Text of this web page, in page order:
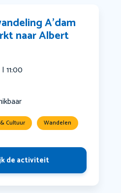
A’dam
naar Albert
11:00
Cultuur Wandelen
de activiteit